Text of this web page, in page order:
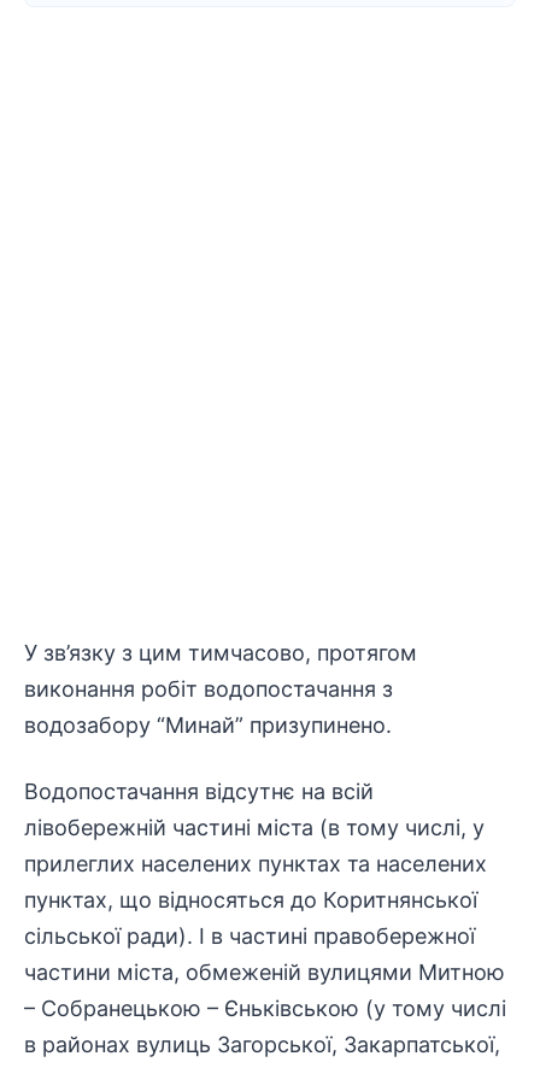
У зв’язку з цим тимчасово, протягом
виконання робіт водопостачання з
водозабору “Минай” призупинено.
Водопостачання відсутнє на всій
лівобережній частині міста (в тому числі, у
прилеглих населених пунктах та населених
пунктах, що відносяться до Коритнянської
сільської ради). І в частині правобережної
частини міста, обмеженій вулицями Митною
– Собранецькою – Єньківською (у тому числі
в районах вулиць Загорської, Закарпатської,